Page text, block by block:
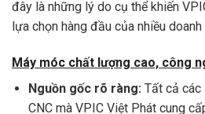
đây là những lý do cụ thể khiến
lựa chọn hàng đầu của nhiều doanh
Máy móc chất lượng cao, công
Nguồn gốc rõ ràng:Tất cả các
CNC mà VPIC Việt Phát cung